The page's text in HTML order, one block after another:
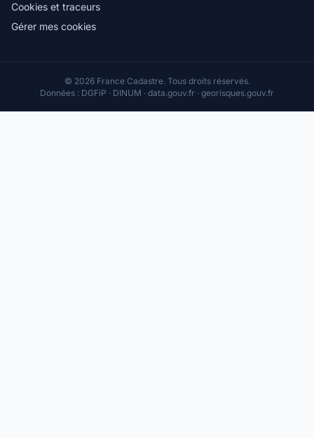
Cookies et traceurs
Gérer mes cookies
© 2026 France Cadastre. Tous droits réservés.
Données : DGFiP · DINUM · data.gouv.fr · georisques.gouv.fr